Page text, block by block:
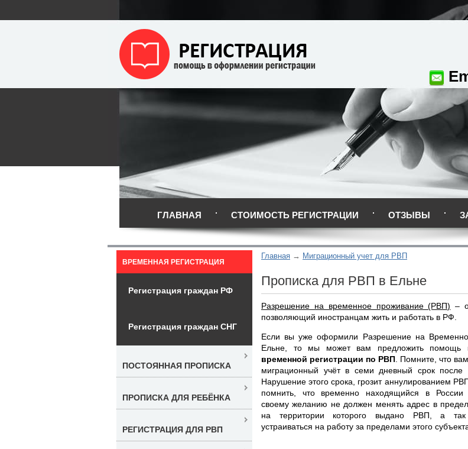
ГЛАВНАЯ СТОИМОСТЬ РЕГИСТРАЦИИ ОТЗЫВЫ
Главная Миграционный учет для РВП
Прописка для РВП в Ельне
Разрешение на временное проживание (РВП) –
позволяющий иностранцам жить и работать в РФ.
Если вы уже оформили Разрешение на
Ельне, то мы может вам предложить помощь
временной регистрации по РВП . Помните, что
миграционный учёт в семи дневный срок после
Нарушение этого срока, грозит аннулированием
помнить, что временно находящийся в России
своему желанию не должен менять адрес в
на территории которого выдано РВП, а
устраиваться на работу за пределами этого
ВРЕМЕННАЯ РЕГИСТРАЦИЯ
Регистрация граждан РФ
Регистрация граждан СНГ
ПОСТОЯННАЯ ПРОПИСКА
ПРОПИСКА ДЛЯ РЕБЁНКА
РЕГИСТРАЦИЯ ДЛЯ РВП